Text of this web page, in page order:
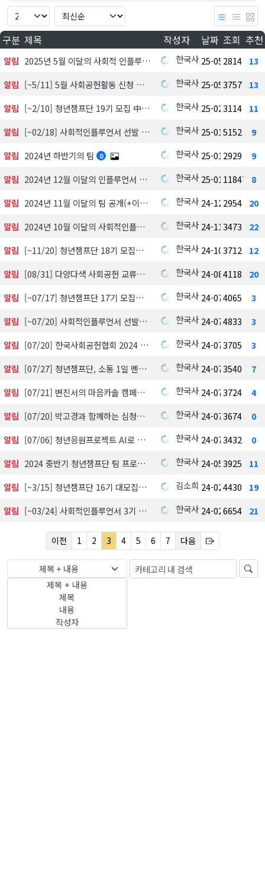
구분 제목 작성자 날짜 조회 추천
알림 2025년 5월 이달의 사회적 인플루언서 선정 발표 한국사회공헌협회
25-05-08
2814
13
알림
[~5/11] 5월 사회공헌활동 신청 접수 한국사회공헌협회
25-05-08
3757
13
알림
[~2/10] 청년챔프단 19기 모집 中 한국사회공헌협회
25-02-04
3114
11
알림
[~02/18] 사회적인플루언서 선발 지원하기 한국사회공헌협회
25-01-21
5152
9
알림 2024년 하반기의 팀 0 한국사회공헌협회
25-01-21
2929
9
알림
2024년 12월 이달의 인플루언서 선정발표 한국사회공헌협회
25-01-21
11847
8
알림
2024년 11월 이달의 팀 공개(+이달의 멘토) 한국사회공헌협회
24-12-13
2954
20
알림
2024년 10월 이달의 사회적인플루언서 선정발표 한국사회공헌협회
24-11-07
3473
22
알림
[~11/20] 청년챔프단 18기 모집 한국사회공헌협회
24-10-21
3712
12
알림
[08/31] 다양다색 사회공헌 교류회 한국사회공헌협회
24-08-21
4118
20
알림
[~07/17] 청년챔프단 17기 모집 한국사회공헌협회
24-07-01
4065
3
알림
[~07/20] 사회적인플루언서 선발모집 한국사회공헌협회
24-07-01
4833
3
알림
[07/20] 한국사회공헌협회 2024 중반기 정기 이사회 한국사회공헌협회
24-07-01
3705
3
알림
[07/27] 청년챔프단, 소통 1일 멘토 한국사회공헌협회
24-07-01
3540
7
알림
[07/21] 변진서의 마음카솔 캠페인 한국사회공헌협회
24-07-01
3724
4
알림
[07/20] 박고경과 함께하는 심청이캠페인 한국사회공헌협회
24-07-01
3674
0
알림
[07/06] 청년응원프로젝트 AI로 면접 프리패스 온라인 포토폴리오 이력서 만들기 한국사회공헌협회
24-07-01
3432
0
알림
2024 중반기 청년챔프단 팀 프로젝트 배치현황(청년멘토, 사회멘토 포함) 한국사회공헌협회
24-05-07
3925
11
알림
[~3/15] 청년챔프단 16기 대모집 김소희 24-02-29
4430
19
알림
[~03/24] 사회적인플루언서 3기 선발 한국사회공헌협회
24-02-28
6654 21
이전 1 2 3 4 5 6 7 다음
제목 + 내용
제목 + 내용
제목
내용
작성자